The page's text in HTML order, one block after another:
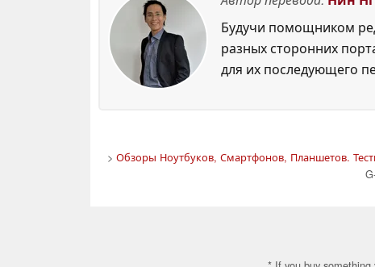
Будучи помощником
разных сторонних
для их последующего
> Обзоры Ноутбуков, Смартфонов, Планшетов.